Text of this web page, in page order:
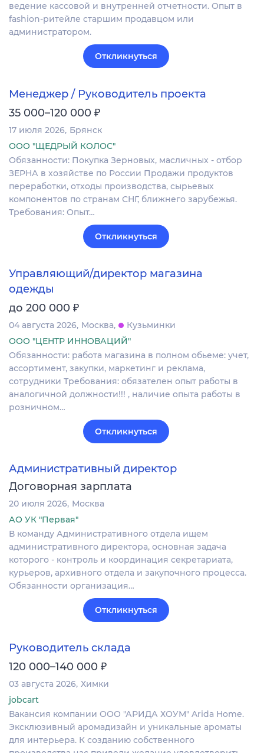
ведение кассовой и внутренней отчетности. Опыт в
fashion-ритейле старшим продавцом или
администратором.
Откликнуться
Менеджер / Руководитель проекта
35 000–120 000 ₽
17 июля 2026 Брянск
ООО "ЩЕДРЫЙ КОЛОС"
Обязанности: Покупка Зерновых, масличных - отбор
ЗЕРНА в хозяйстве по России Продажи продуктов
переработки, отходы производства, сырьевых
компонентов по странам СНГ, ближнего зарубежья.
Требования: Опыт…
Откликнуться
Управляющий/директор магазина
одежды
до 200 000 ₽
04 августа 2026 Москва
Кузьминки
ООО "ЦЕНТР ИННОВАЦИЙ"
Обязанности: работа магазина в полном обьеме: учет,
ассортимент, закупки, маркетинг и реклама,
сотрудники Требования: обязателен опыт работы в
аналогичной должности!!! , наличие опыта работы в
розничном…
Откликнуться
Административный директор
Договорная зарплата
20 июля 2026 Москва
АО УК "Первая"
В команду Административного отдела ищем
административного директора, основная задача
которого - контроль и координация секретариата,
курьеров, архивного отдела и закупочного процесса.
Обязанности организация…
Откликнуться
Руководитель склада
120 000–140 000 ₽
03 августа 2026 Химки
jobcart
Вакансия компании ООО "АРИДА ХОУМ" Arida Home.
Эксклюзивный аромадизайн и уникальные ароматы
для интерьера. К созданию собственного